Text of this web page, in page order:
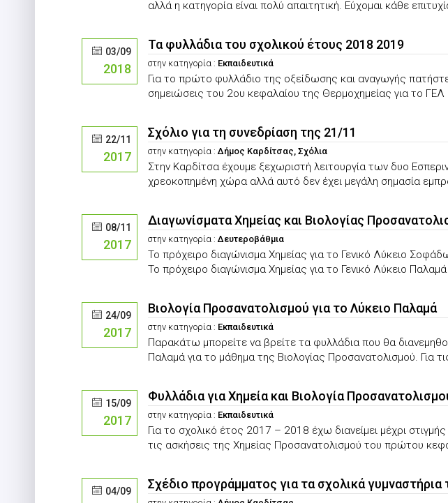
αλλά η κατηγορία είναι πολύ απαιτητική. Εύχομαι κάθε
03/09
2018
Τα φυλλάδια του σχολικού έτους 2018 2019
στην κατηγορία : Εκπαιδευτικά
Για το πρώτο φυλλάδιο της οξείδωσης και αναγωγής
σημειώσεις του 2ου κεφαλαίου της Θερμοχημείας για το
22/11
2017
Σχόλιο για τη συνεδρίαση της 21/11
στην κατηγορία : Δήμος Καρδίτσας, Σχόλια
Στην Καρδίτσα έχουμε ξεχωριστή λειτουργία των δυο
χρεοκοπημένη χώρα αλλά αυτό δεν έχει μεγάλη σημασία
08/11
2017
Διαγωνίσματα Χημείας και Βιολογίας
στην κατηγορία : Δευτεροβάθμια
Το πρόχειρο διαγώνισμα Χημείας για το Γενικό Λύκειο
Το πρόχειρο διαγώνισμα Χημείας για το Γενικό Λύκειο
24/09
2017
Βιολογία Προσανατολισμού για το Λύκειο Παλαμά
στην κατηγορία : Εκπαιδευτικά
Παρακάτω μπορείτε να βρείτε τα φυλλάδια που θα
Παλαμά για το μάθημα της Βιολογίας Προσανατολισμού.
15/09
2017
Φυλλάδια για Χημεία και Βιολογία
στην κατηγορία : Εκπαιδευτικά
Για το σχολικό έτος 2017 – 2018 έχω διανείμει μέχρι
τις ασκήσεις της Χημείας Προσανατολισμού του πρώτου
04/09 Σχέδιο προγράμματος για τα σχολικά